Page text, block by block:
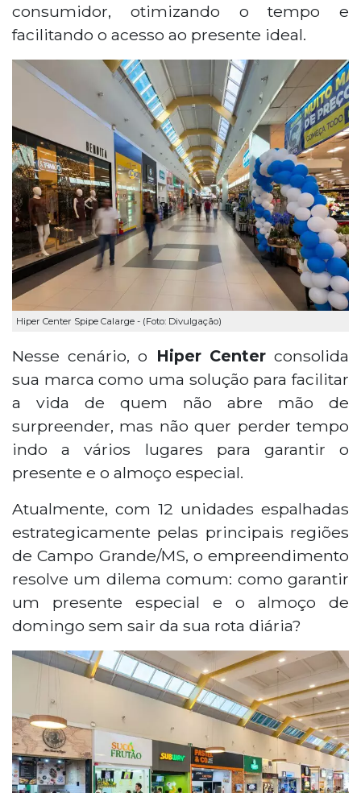
consumidor, otimizando o tempo e
facilitando o acesso ao presente ideal.
Hiper Center Spipe Calarge - (Foto: Divulgação)
Nesse cenário, o Hiper Centerconsolida
sua marca como uma solução para facilitar
a vida de quem não abre mão de
surpreender, mas não quer perder tempo
indo a vários lugares para garantir o
presente e o almoço especial.
Atualmente, com 12 unidades espalhadas
estrategicamente pelas principais regiões
de Campo Grande/MS, o empreendimento
resolve um dilema comum: como garantir
um presente especial e o almoço de
domingo sem sair da sua rota diária?